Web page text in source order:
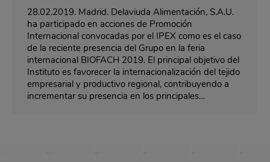
28.02.2019. Madrid. Delaviuda Alimentación, S.A.U.
ha participado en acciones de Promoción
Internacional convocadas por el IPEX como es el caso
de la reciente presencia del Grupo en la feria
internacional BIOFACH 2019. El principal objetivo del
Instituto es favorecer la internacionalización del tejido
empresarial y productivo regional, contribuyendo a
incrementar su presencia en los principales…